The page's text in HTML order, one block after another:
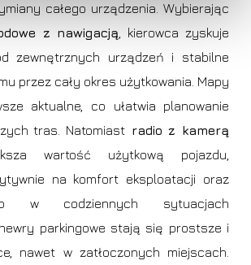
całego urządzenia. Wybierając
z nawigacją , kierowca zyskuje
zewnętrznych urządzeń i stabilne
przez cały okres użytkowania. Mapy
aktualne, co ułatwia planowanie
tras. Natomiast radio z kamerą
wartość użytkową pojazdu,
na komfort eksploatacji oraz
w codziennych sytuacjach
parkingowe stają się prostsze i
nawet w zatłoczonych miejscach.